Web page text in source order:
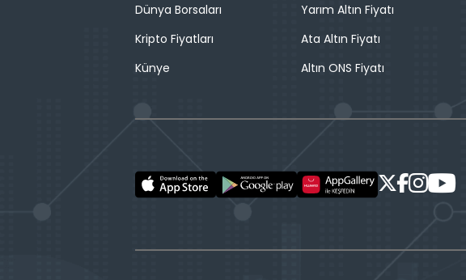
Dünya Borsaları
Kripto Fiyatları
Künye
Yarım Altın Fiyatı
Ata Altın Fiyatı
Altın ONS Fiyatı